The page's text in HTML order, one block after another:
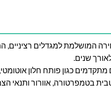
המושלמת למגדלים רציניים,
שנים.
כגון פותח חלון
בטמפרטורה, אוורור ותנאי